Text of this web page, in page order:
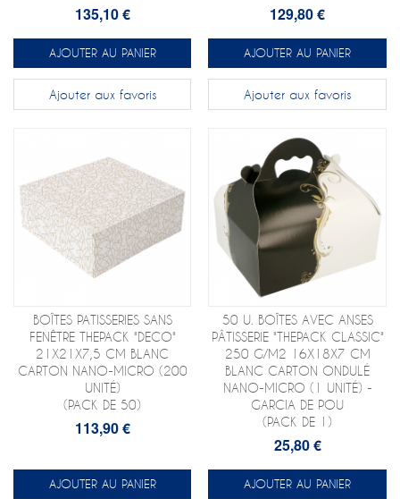
135,10 €
AJOUTER AU PANIER
Ajouter aux favoris
129,80 €
AJOUTER AU PANIER
Ajouter aux favoris
BOÎTES PATISSERIES SANS
FENÊTRE THEPACK "DECO"
21X21X7,5 CM BLANC
CARTON NANO-MICRO (200
UNITÉ)
(PACK DE 50)
113,90 €
AJOUTER AU PANIER
50 U. BOÎTES AVEC ANSES
PÂTISSERIE "THEPACK CLASSIC"
250 G/M2 16X18X7 CM
BLANC CARTON ONDULÉ
NANO-MICRO (1 UNITÉ) -
GARCIA DE POU
(PACK DE 1)
25,80 €
AJOUTER AU PANIER